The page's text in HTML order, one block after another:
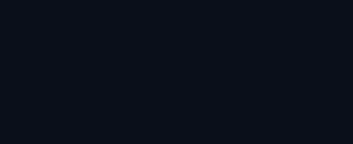
到1500